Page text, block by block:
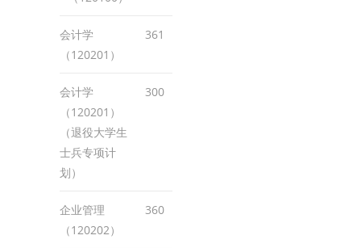
会计学
（120201）
361
会计学
（120201）
（退役大学生
士兵专项计
划）
300
企业管理
（120202）
360